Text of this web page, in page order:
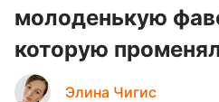
молоденькую
которую
Элина Чигис